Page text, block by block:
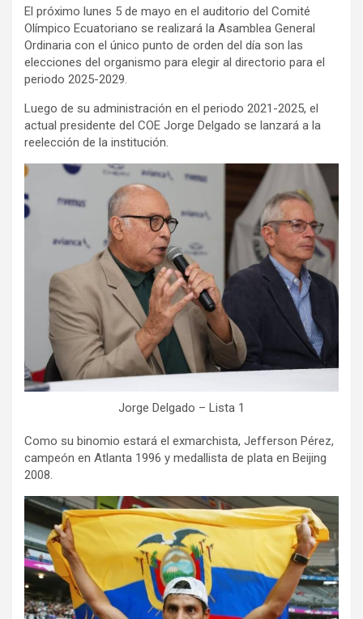
El próximo lunes 5 de mayo en el auditorio del Comité
Olímpico Ecuatoriano se realizará la Asamblea General
Ordinaria con el único punto de orden del día son las
elecciones del organismo para elegir al directorio para el
periodo 2025-2029.
Luego de su administración en el periodo 2021-2025, el
actual presidente del COE Jorge Delgado se lanzará a la
reelección de la institución.
Jorge Delgado – Lista 1
Como su binomio estará el exmarchista, Jefferson Pérez,
campeón en Atlanta 1996 y medallista de plata en Beijing
2008.